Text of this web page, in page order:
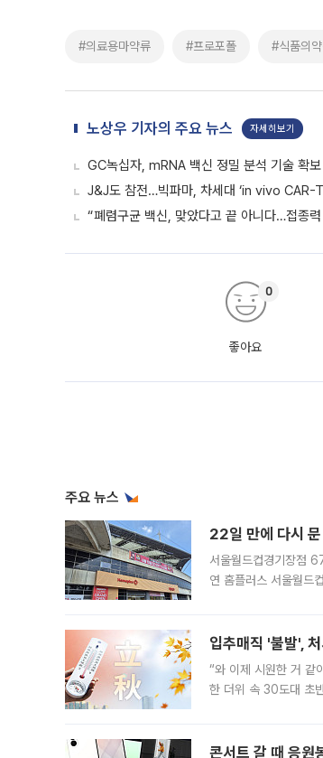
#의료용마약류 #프로포폴 #식품의
노상우 기자의 주요 뉴스 자세히보기
GC녹십자, mRNA 백신 정밀 분석 기술 확보
J&J도 참전…빅파마, 차세대 ‘in vivo CAR-
“폐렴구균 백신, 맞았다고 끝 아니다…접종
좋아요
0
주요 뉴스
22일 만에 다시
서울월드컵경기장점
연 홈플러스 서울월드
입추매직 '불발',
“와 이제 시원한 거 같
한 더위 속 30도대 초
콘서트 갈 때 응